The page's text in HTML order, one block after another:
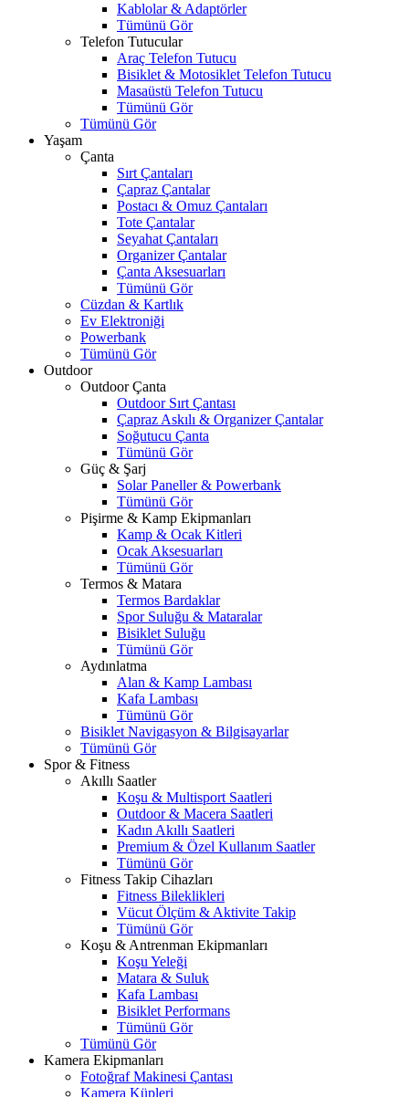
Kablolar & Adaptörler
Tümünü Gör
Telefon Tutucular
Araç Telefon Tutucu
Bisiklet & Motosiklet Telefon Tutucu
Masaüstü Telefon Tutucu
Tümünü Gör
Tümünü Gör
Yaşam
Çanta
Sırt Çantaları
Çapraz Çantalar
Postacı & Omuz Çantaları
Tote Çantalar
Seyahat Çantaları
Organizer Çantalar
Çanta Aksesuarları
Tümünü Gör
Cüzdan & Kartlık
Ev Elektroniği
Powerbank
Tümünü Gör
Outdoor
Outdoor Çanta
Outdoor Sırt Çantası
Çapraz Askılı & Organizer Çantalar
Soğutucu Çanta
Tümünü Gör
Güç & Şarj
Solar Paneller & Powerbank
Tümünü Gör
Pişirme & Kamp Ekipmanları
Kamp & Ocak Kitleri
Ocak Aksesuarları
Tümünü Gör
Termos & Matara
Termos Bardaklar
Spor Suluğu & Mataralar
Bisiklet Suluğu
Tümünü Gör
Aydınlatma
Alan & Kamp Lambası
Kafa Lambası
Tümünü Gör
Bisiklet Navigasyon & Bilgisayarlar
Tümünü Gör
Spor & Fitness
Akıllı Saatler
Koşu & Multisport Saatleri
Outdoor & Macera Saatleri
Kadın Akıllı Saatleri
Premium & Özel Kullanım Saatler
Tümünü Gör
Fitness Takip Cihazları
Fitness Bileklikleri
Vücut Ölçüm & Aktivite Takip
Tümünü Gör
Koşu & Antrenman Ekipmanları
Koşu Yeleği
Matara & Suluk
Kafa Lambası
Bisiklet Performans
Tümünü Gör
Tümünü Gör
Kamera Ekipmanları
Fotoğraf Makinesi Çantası
Kamera Küpleri